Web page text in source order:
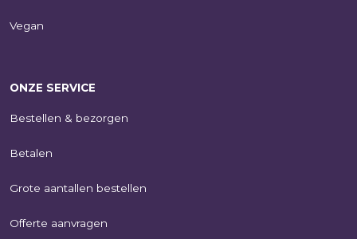
Vegan
ONZE SERVICE
Bestellen & bezorgen
Betalen
Grote aantallen bestellen
Offerte aanvragen